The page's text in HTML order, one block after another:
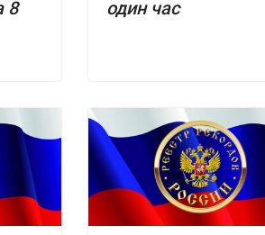
8
один час